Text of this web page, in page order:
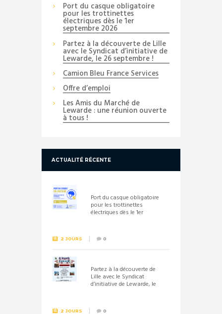
Port du casque obligatoire
pour les trottinettes
électriques dès le 1er
septembre 2026
Partez à la découverte de Lille
avec le Syndicat d’initiative de
Lewarde, le 26 septembre !
Camion Bleu France Services
Offre d’emploi
Les Amis du Marché de
Lewarde : une réunion ouverte
à tous !
ACTUALITÉ RÉCENTE
Port du casque obligatoire
pour les trottinettes
électriques dès le 1er
2 JOURS 0
Partez à la découverte de
Lille avec le Syndicat
d’initiative de Lewarde, le
2 JOURS 0